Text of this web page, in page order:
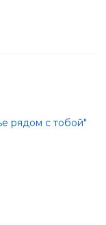
рядом с тобой"